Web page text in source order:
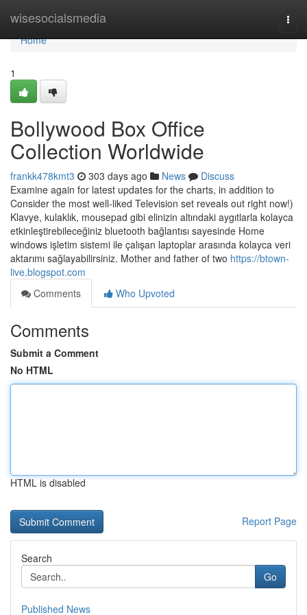
wisesocialsmedia
Home
Home
1
Bollywood Box Office
Collection Worldwide
frankk478kmt3 303 days ago News
Discuss
Examine again for latest updates for the charts, in addition to
Consider the most well-liked Television set reveals out right now!)
Klavye, kulaklık, mousepad gibi elinizin altındaki aygıtlarla kolayca
etkinleştirebileceğiniz bluetooth bağlantısı sayesinde Home
windows işletim sistemi ile çalışan laptoplar arasında kolayca veri
aktarımı sağlayabilirsiniz. Mother and father of two https://btown-
live.blogspot.com
Comments
Who Upvoted
Comments
Submit a Comment
No HTML
HTML is disabled
Report Page
Search
Go
Published News